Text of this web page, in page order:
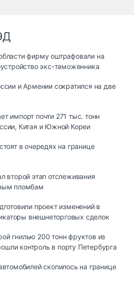
фирму оштрафовали на
экс-таможенника
и Армении сократился на две
импорт почти 271 тыс. тонн
Китая и Южной Кореи
в очередях на границе
второй этап отслеживания
пломбам
проект изменений в
внешнеторговых сделок
гнилью 200 тонн фруктов из
контроль в порту Петербурга
скопилось на границе